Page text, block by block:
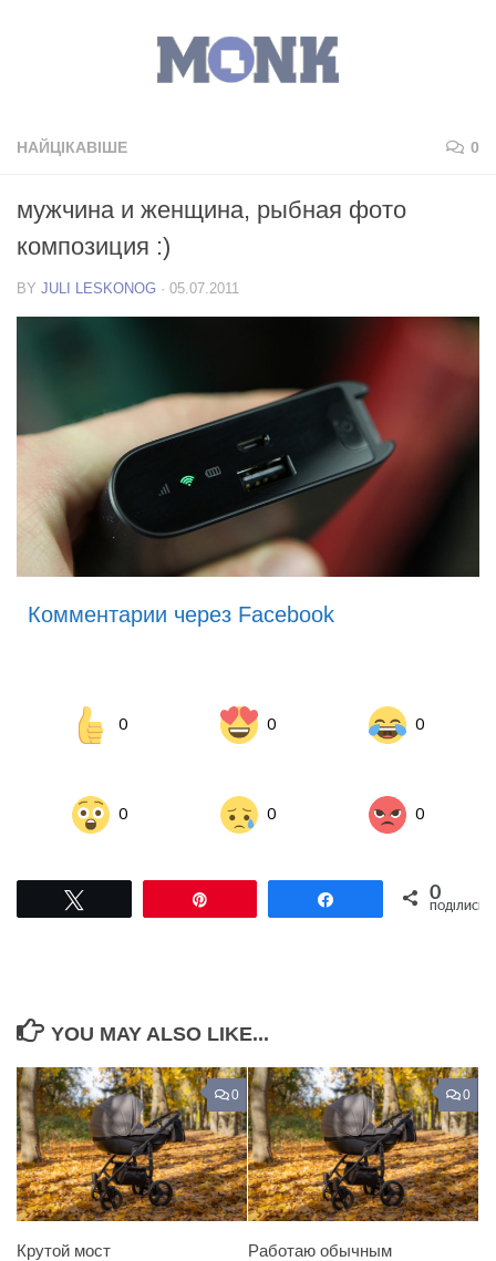
НАЙЦІКАВІШЕ 0
мужчина и женщина, рыбная фото
композиция :)
BY JULI LESKONOG · 05.07.2011
Комментарии через Facebook
0 0 0
0 0 0
Поділитися0
ПОДІЛИСЬ
YOU MAY ALSO LIKE...
0
Крутой мост
0
Работаю обычным